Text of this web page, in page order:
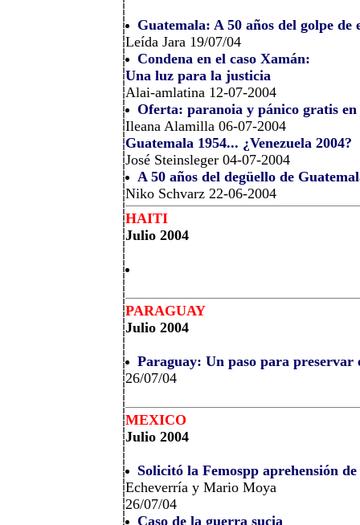
Guatemala: A 50 años del golpe de
Leída Jara 19/07/04
Condena en el caso Xamán:
Una luz para la justicia
Alai-amlatina 12-07-2004
Oferta: paranoia y pánico gratis en
Ileana Alamilla 06-07-2004
Guatemala 1954... ¿Venezuela 2004?
José Steinsleger 04-07-2004
A 50 años del degüello de
Niko Schvarz 22-06-2004
HAITI
Julio 2004
PARAGUAY
Julio 2004
Paraguay: Un paso para
26/07/04
MEXICO
Julio 2004
Solicitó la Femospp aprehensión
Echeverría y Mario Moya
26/07/04
Caso de la guerra sucia